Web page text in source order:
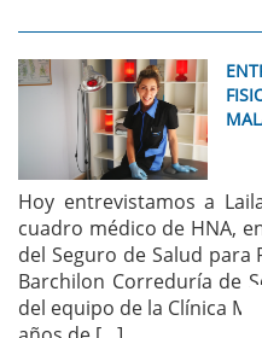
Hoy entrevistamos a
cuadro médico de HNA,
del Seguro de Salud para
Barchilon Correduría de
del equipo de la Clínica